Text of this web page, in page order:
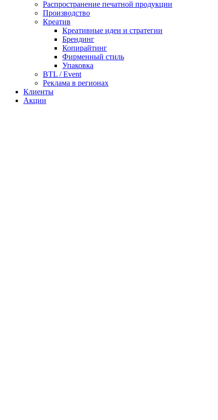
Распространение печатной продукции
Производство
Креатив
Креативные идеи и стратегии
Брендинг
Копирайтинг
Фирменный стиль
Упаковка
BTL / Event
Реклама в регионах
Клиенты
Акции